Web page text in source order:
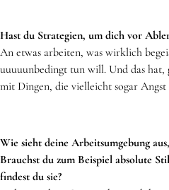
Hast du Strategien, um dich vor
An etwas arbeiten, was wirklich
uuuuunbedingt tun will. Und das
mit Dingen, die vielleicht sogar Angst
Wie sieht deine Arbeitsumgebung
Brauchst du zum Beispiel absolute
findest du sie?